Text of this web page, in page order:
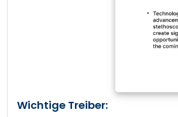
Wichtige Treiber: